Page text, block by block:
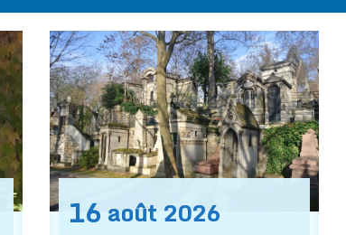
16 août 2026